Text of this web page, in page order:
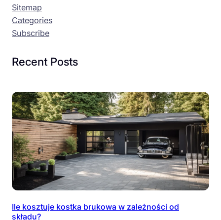
Sitemap
Categories
Subscribe
Recent Posts
Ile kosztuje kostka brukowa w zależności od
składu?